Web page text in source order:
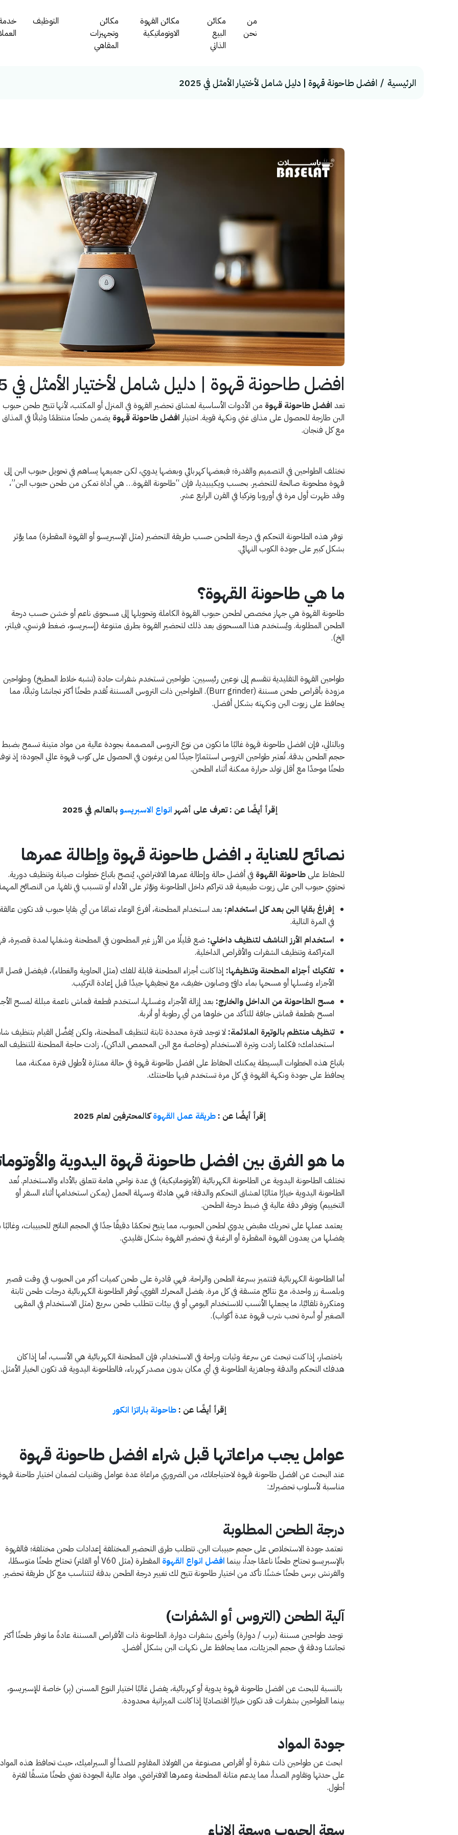
من
نحن
مكائن
البيع
الذاتي
مكائن القهوة
الاوتوماتيكية
مكائن
وتجهيزات
المقاهي
التوظيف
الرئيسية افضل طاحونة قهوة | دليل شامل لأختيار الأمثل في 2025
افضل طاحونة قهوة | دليل شامل لأختيار الأمثل في 2025
تعد افضل طاحونة قهوة من الأدوات الأساسية لعشاق تحضير القهوة في المنزل أو المكتب، لأنها تتيح طحن حبوب
البن طازجة للحصول على مذاق غني ونكهة قوية. اختيار افضل طاحونة قهوة يضمن طحنًا منتظمًا وثباتًا في المذاق
مع كل فنجان.
تختلف الطواحين في التصميم والقدرة؛ فبعضها كهربائي وبعضها يدوي، لكن جميعها يساهم في تحويل حبوب البن إلى
قهوة مطحونة صالحة للتحضير. بحسب ويكيبيديا، فإن “طاحونة القهوة… هي أداة تمكن من طحن حبوب البن”،
وقد ظهرت أول مرة في أوروبا وتركيا في القرن الرابع عشر.
توفر هذه الطاحونة التحكم في درجة الطحن حسب طريقة التحضير (مثل الإسبريسو أو القهوة المقطرة) مما يؤثر
بشكل كبير على جودة الكوب النهائي.
ما هي طاحونة القهوة؟
طاحونة القهوة هي جهاز مخصص لطحن حبوب القهوة الكاملة وتحويلها إلى مسحوق ناعم أو خشن حسب درجة
الطحن المطلوبة. ويُستخدم هذا المسحوق بعد ذلك لتحضير القهوة بطرق متنوعة (إسبريسو، ضغط فرنسي، فيلتر،
الخ).
طواحين القهوة التقليدية تنقسم إلى نوعين رئيسيين: طواحين تستخدم شفرات حادة (تشبه خلاط المطبخ) وطواحين
مزودة بأقراص طحن مسننة (Burr grinder). الطواحين ذات التروس المسننة تُقدم طحنًا أكثر تجانسًا وثباتًا، مما
يحافظ على زيوت البن ونكهته بشكل أفضل.
وبالتالي، فإن افضل طاحونة قهوة غالبًا ما تكون من نوع التروس المصممة بجودة عالية من مواد متينة تسمح بضبط
حجم الطحن بدقة. تُعتبر طواحين التروس استثمارًا جيدًا لمن يرغبون في الحصول على كوب قهوة عالي الجودة؛ إذ
طحنًا موحدًا مع أقل تولد حرارة ممكنة أثناء الطحن.
إقرأ أيضًا عن : تعرف على أشهرانواع الاسبريسو بالعالم في 2025
نصائح للعناية بـ افضل طاحونة قهوة وإطالة عمرها
للحفاظ علىطاحونة القهوة في أفضل حالة وإطالة عمرها الافتراضي، يُنصح باتباع خطوات صيانة وتنظيف دورية.
تحتوي حبوب البن على زيوت طبيعية قد تتراكم داخل الطاحونة وتؤثر على الأداء أو تتسبب في تلفها. من النصائح
إفراغ بقايا البن بعد كل استخدام: بعد استخدام المطحنة، أفرغ الوعاء تمامًا من أي بقايا حبوب قد تكون
في المرة التالية.
استخدام الأرز الناشف لتنظيف داخلي: ضع قليلًا من الأرز غير المطحون في المطحنة وشغلها لمدة
المتراكمة وتنظيف الشفرات والأقراص الداخلية.
تفكيك أجزاء المطحنة وتنظيفها: إذا كانت أجزاء المطحنة قابلة للفك (مثل الحاوية والغطاء)، فيفضل فصل
الأجزاء وغسلها أو مسحها بماء دافئ وصابون خفيف، مع تجفيفها جيدًا قبل إعادة التركيب.
مسح الطاحونة من الداخل والخارج: بعد إزالة الأجزاء وغسلها، استخدم قطعة قماش ناعمة مبللة لمسح
امسح بقطعة قماش جافة للتأكد من خلوها من أي رطوبة أو أتربة.
تنظيف منتظم بالوتيرة الملائمة: لا توجد فترة محددة ثابتة لتنظيف المطحنة، ولكن يُفضَّل القيام بتنظيف
استخدامك؛ فكلما زادت وتيرة الاستخدام (وخاصة مع البن المحمص الداكن)، زادت حاجة المطحنة للتنظيف
باتباع هذه الخطوات البسيطة يمكنك الحفاظ على افضل طاحونة قهوة في حالة ممتازة لأطول فترة ممكنة، مما
يحافظ على جودة ونكهة القهوة في كل مرة تستخدم فيها طاحنتك.
إقرأ أيضًا عن : طريقة عمل القهوةكالمحترفين لعام 2025
ما هو الفرق بين افضل طاحونة قهوة اليدوية
تختلف الطاحونة اليدوية عن الطاحونة الكهربائية (الأوتوماتيكية) في عدة نواحي هامة تتعلق بالأداء والاستخدام. تُعد
الطاحونة اليدوية خيارًا مثاليًا لعشاق التحكم والدقة؛ فهي هادئة وسهلة الحمل (يمكن استخدامها أثناء السفر أو
التخييم) وتوفر دقة عالية في ضبط درجة الطحن.
يعتمد عملها على تحريك مقبض يدوي لطحن الحبوب، مما يتيح تحكمًا دقيقًا جدًا في الحجم الناتج للحبيبات، وغالبًا
يفضلها من يعدون القهوة المقطرة أو الرغبة في تحضير القهوة بشكل تقليدي.
أما الطاحونة الكهربائية فتتميز بسرعة الطحن والراحة. فهي قادرة على طحن كميات أكبر من الحبوب في وقت قصير
وبلمسة زر واحدة، مع نتائج متسقة في كل مرة. بفضل المحرك القوي، تُوفر الطاحونة الكهربائية درجات طحن ثابتة
ومتكررة تلقائيًا، ما يجعلها الأنسب للاستخدام اليومي أو في بيئات تتطلب طحن سريع (مثل الاستخدام في المقهى
الصغير أو أسرة تحب شرب قهوة عدة أكواب).
باختصار، إذا كنت تبحث عن سرعة وثبات وراحة في الاستخدام، فإن المطحنة الكهربائية هي الأنسب، أما إذا كان
هدفك التحكم والدقة وجاهزية الطاحونة في أي مكان بدون مصدر كهرباء، فالطاحونة اليدوية قد تكون الخيار الأمثل.
إقرأ أيضًا عن : طاحونة باراتزا انكور
عوامل يجب مراعاتها قبل شراء افضل طاحونة قهوة
عند البحث عن افضل طاحونة قهوة لاحتياجاتك، من الضروري مراعاة عدة عوامل وتقنيات لضمان اختيار طاحنة
مناسبة لأسلوب تحضيرك:
درجة الطحن المطلوبة
تعتمد جودة الاستخلاص على حجم حبيبات البن. تتطلب طرق التحضير المختلفة إعدادات طحن مختلفة؛ فالقهوة
بالإسبريسو تحتاج طحنًا ناعمًا جداً، بينما افضل انواع القهوة
المقطرة (مثل V60 أو الفلتر) تحتاج طحنًا متوسطًا،
والفرنش برس طحنًا خشنًا. تأكد من اختيار طاحونة تتيح لك تغيير درجة الطحن بدقة لتتناسب مع كل طريقة تحضير.
آلية الطحن (التروس أو الشفرات)
توجد طواحين مسننة (برب / دوارة) وأخرى بشفرات دوارة. الطاحونة ذات الأقراص المسننة عادةً ما توفر طحنًا أكثر
تجانسًا ودقة في حجم الجزيئات، مما يحافظ على نكهات البن بشكل أفضل.
بالنسبة للبحث عن افضل طاحونة قهوة يدوية أو كهربائية، يفضل غالبًا اختيار النوع المسنن (بِر) خاصة للإسبريسو،
بينما الطواحين بشفرات قد تكون خيارًا اقتصاديًا إذا كانت الميزانية محدودة.
جودة المواد
ابحث عن طواحين ذات شفرة أو أقراص مصنوعة من الفولاذ المقاوم للصدأ أو السيراميك، حيث تحافظ هذه المواد
على حدتها وتقاوم الصدأ، مما يدعم متانة المطحنة وعمرها الافتراضي. مواد عالية الجودة تعني طحنًا متسقًا لفترة
أطول.
سعة الحبوب وسعة الإناء